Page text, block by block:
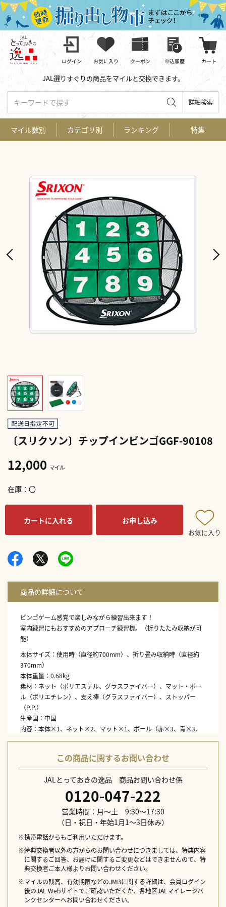
JAL選りすぐりの商品をマイルと交換できます。
キーワードで探す 詳細検索
〔スリクソン〕チップインビンゴGGF-90108
12,000 マイル
在庫 〇
カートに入れる お申し込み
お気に入り
ビンゴゲーム感覚で楽しみながら練習出来ます！
室内練習にもおすすめのアプローチ練習機。（折りたたみ収納が可
能）
本体サイズ：使用時（直径約700mm）、折り畳み収納時（直径約
370mm）
本体重量：0.68kg
素材：ネット（ポリエステル、グラスファイバー）、マット・ボー
ル（ポリエチレン）、支え棒（グラスファイバー）、ストッパー
（P.P.）
生産国：中国
内容：本体×1、ネット×2、マット×1、ボール（赤×3、青×3、
白×3）、収納バッグ×1
配送日指定不可この商品に関するお問い合わせ
JALとっておきの逸品 商品お問い合わせ係
0120-047-222
営業時間：月～土 9:30～17:30
（日・祝日・年始1月1～3日休み）
※携帯電話からもご利用いただけます。
※特典交換者以外の方からのお問い合わせにつきましては、特典内容
に関するご回答、お届けに関するご変更などはできませんので、特
典交換者ご本人様よりお問い合わせください。
※マイルの残高、有効期限などのJMBに関する詳細は、会員ログイン
後のJAL Webサイトでご確認いただくか、各地区JALマイレージバ
ンクセンターへお問い合わせください。
マイル数別 カテゴリ別 ランキング 特集